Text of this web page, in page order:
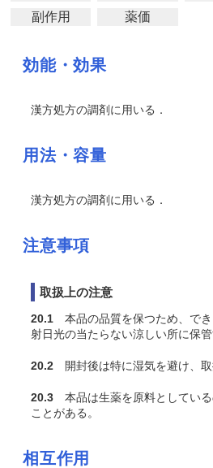
副作用
薬価
効能・効果
漢方処方の調剤に用いる．
用法・容量
漢方処方の調剤に用いる．
注意事項
取扱上の注意
20.1 本品の品質を保つため、で
射日光の当たらない涼しい所に保管
20.2 開封後は特に湿気を避け、取
20.3 本品は生薬を原料としてい
ことがある。
相互作用